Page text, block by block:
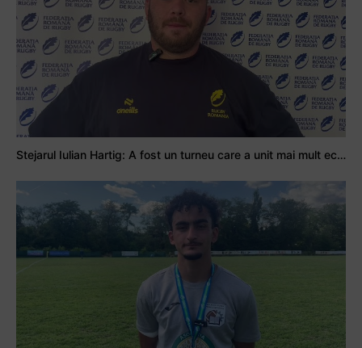
Stejarul Iulian Hartig: A fost un turneu care a unit mai mult echipa